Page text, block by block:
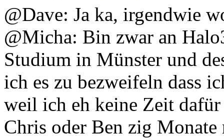
@Dave: Ja ka, irgendwie
@Micha: Bin zwar an
Studium in Münster und
ich es zu bezweifeln dass
weil ich eh keine Zeit
Chris oder Ben zig Monate